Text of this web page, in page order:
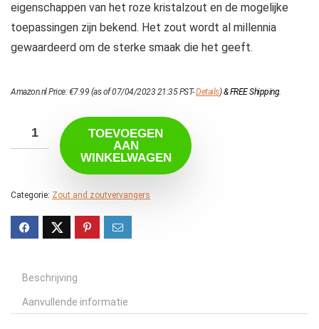
eigenschappen van het roze kristalzout en de mogelijke
toepassingen zijn bekend. Het zout wordt al millennia
gewaardeerd om de sterke smaak die het geeft.
Amazon.nl Price:€7.99 (as of 07/04/2023 21:35 PST-Details)&FREE Shipping.
TOEVOEGEN
AAN
WINKELWAGEN
Categorie: Zout and zoutvervangers
Beschrijving
Aanvullende informatie